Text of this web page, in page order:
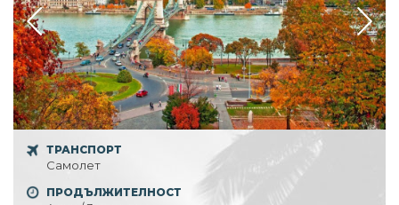
ПРАЗНИЦИ
КРУИЗИ
ЗА НАС
ТРАНСПОРТ
Самолет
ПРОДЪЛЖИТЕЛНОСТ